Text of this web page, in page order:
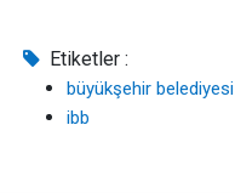
Etiketler :
büyükşehir belediyesi
ibb